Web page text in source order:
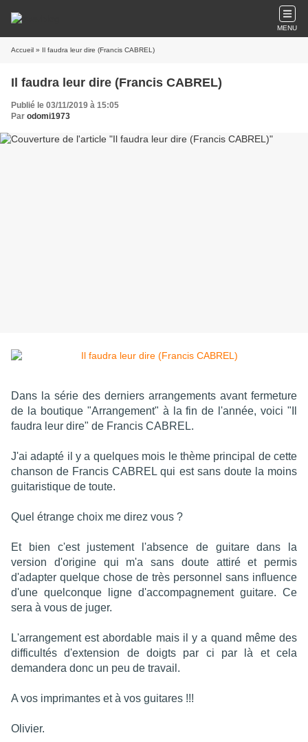
MENU
Accueil » Il faudra leur dire (Francis CABREL)
Il faudra leur dire (Francis CABREL)
Publié le 03/11/2019 à 15:05
Par odomi1973
Dans la série des derniers arrangements avant fermeture
de la boutique "Arrangement" à la fin de l'année, voici "Il
faudra leur dire" de Francis CABREL.
J'ai adapté il y a quelques mois le thème principal de cette
chanson de Francis CABREL qui est sans doute la moins
guitaristique de toute.
Quel étrange choix me direz vous ?
Et bien c'est justement l'absence de guitare dans la
version d'origine qui m'a sans doute attiré et permis
d'adapter quelque chose de très personnel sans influence
d'une quelconque ligne d'accompagnement guitare. Ce
sera à vous de juger.
L'arrangement est abordable mais il y a quand même des
difficultés d'extension de doigts par ci par là et cela
demandera donc un peu de travail.
A vos imprimantes et à vos guitares !!!
Olivier.